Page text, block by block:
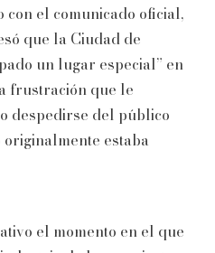
con el comunicado oficial,
que la Ciudad de
un lugar especial” en
frustración que le
despedirse del público
estaba
el momento en el que